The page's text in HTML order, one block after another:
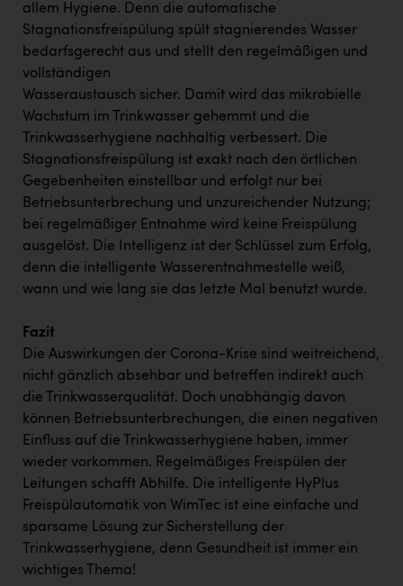
allem Hygiene. Denn die automatische
Stagnationsfreispülung spült stagnierendes Wasser
bedarfsgerecht aus und stellt den regelmäßigen und
vollständigen
Wasseraustausch sicher. Damit wird das mikrobielle
Wachstum im Trinkwasser gehemmt und die
Trinkwasserhygiene nachhaltig verbessert. Die
Stagnationsfreispülung ist exakt nach den örtlichen
Gegebenheiten einstellbar und erfolgt nur bei
Betriebsunterbrechung und unzureichender Nutzung;
bei regelmäßiger Entnahme wird keine Freispülung
ausgelöst. Die Intelligenz ist der Schlüssel zum Erfolg,
denn die intelligente Wasserentnahmestelle weiß,
wann und wie lang sie das letzte Mal benutzt wurde.
Fazit
Die Auswirkungen der Corona-Krise sind weitreichend,
nicht gänzlich absehbar und betreffen indirekt auch
die Trinkwasserqualität. Doch unabhängig davon
können Betriebsunterbrechungen, die einen negativen
Einfluss auf die Trinkwasserhygiene haben, immer
wieder vorkommen. Regelmäßiges Freispülen der
Leitungen schafft Abhilfe. Die intelligente HyPlus
Freispülautomatik von WimTec ist eine einfache und
sparsame Lösung zur Sicherstellung der
Trinkwasserhygiene, denn Gesundheit ist immer ein
wichtiges Thema!